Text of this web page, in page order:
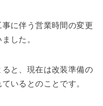
に伴う営業時間の変更
した。
と、現在は改装準備の
いるとのことです。